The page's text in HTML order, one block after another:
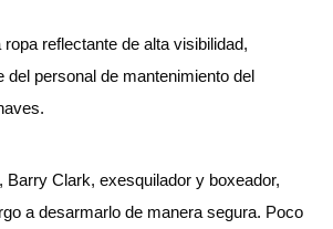
reflectante de alta visibilidad,
del personal de mantenimiento del
Barry Clark, exesquilador y boxeador,
a desarmarlo de manera segura. Poco